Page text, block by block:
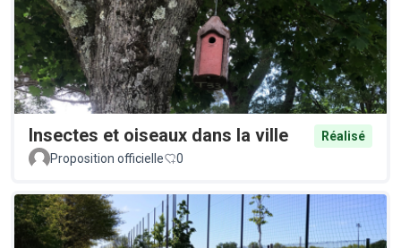
Insectes et oiseaux dans la ville
Réalisé
Proposition officielle
0